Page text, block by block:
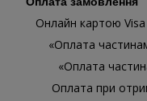
Онлайн картою
«Оплата
«Оплата
Оплата при